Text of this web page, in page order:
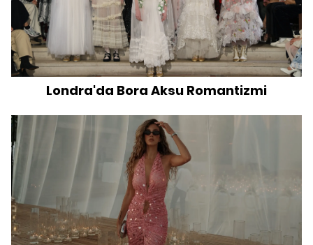
Londra'da Bora Aksu Romantizmi